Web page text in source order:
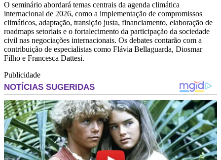
O seminário abordará temas centrais da agenda climática
internacional de 2026, como a implementação de compromissos
climáticos, adaptação, transição justa, financiamento, elaboração de
roadmaps setoriais e o fortalecimento da participação da sociedade
civil nas negociações internacionais. Os debates contarão com a
contribuição de especialistas como Flávia Bellaguarda, Diosmar
Filho e Francesca Dattesi.
Publicidade